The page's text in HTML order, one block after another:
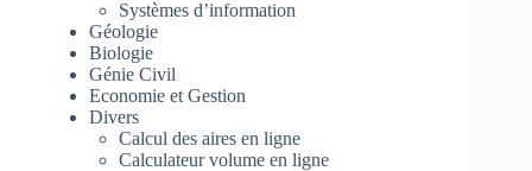
Systèmes d’information
Géologie
Biologie
Génie Civil
Economie et Gestion
Divers
Calcul des aires en ligne
Calculateur volume en ligne